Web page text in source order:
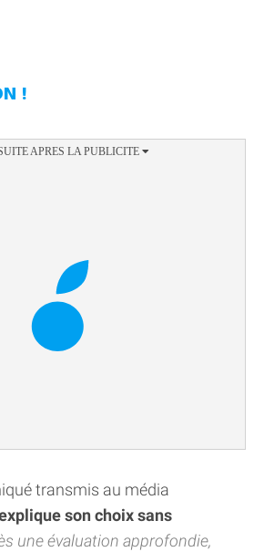
!
transmis au média
son choix sans
une évaluation approfondie,